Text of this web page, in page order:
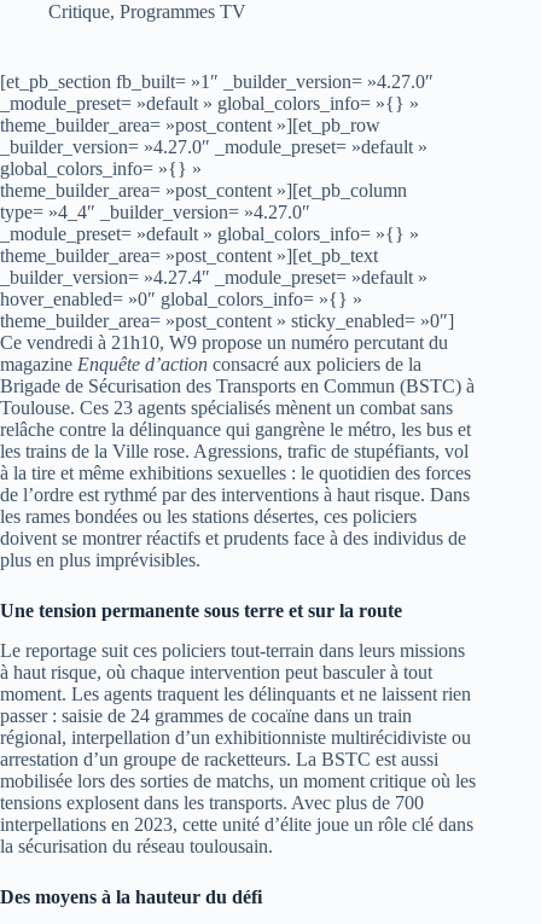
Critique, Programmes TV
[et_pb_section fb_built= »1″ _builder_version= »4.27.0″
_module_preset= »default » global_colors_info= »{} »
theme_builder_area= »post_content »][et_pb_row
_builder_version= »4.27.0″ _module_preset= »default »
global_colors_info= »{} »
theme_builder_area= »post_content »][et_pb_column
type= »4_4″ _builder_version= »4.27.0″
_module_preset= »default » global_colors_info= »{} »
theme_builder_area= »post_content »][et_pb_text
_builder_version= »4.27.4″ _module_preset= »default »
hover_enabled= »0″ global_colors_info= »{} »
theme_builder_area= »post_content » sticky_enabled= »0″]
Ce vendredi à 21h10, W9 propose un numéro percutant du
magazine Enquête d’action consacré aux policiers de la
Brigade de Sécurisation des Transports en Commun (BSTC) à
Toulouse. Ces 23 agents spécialisés mènent un combat sans
relâche contre la délinquance qui gangrène le métro, les bus et
les trains de la Ville rose. Agressions, trafic de stupéfiants, vol
à la tire et même exhibitions sexuelles : le quotidien des forces
de l’ordre est rythmé par des interventions à haut risque. Dans
les rames bondées ou les stations désertes, ces policiers
doivent se montrer réactifs et prudents face à des individus de
plus en plus imprévisibles.
Une tension permanente sous terre et sur la route
Le reportage suit ces policiers tout-terrain dans leurs missions
à haut risque, où chaque intervention peut basculer à tout
moment. Les agents traquent les délinquants et ne laissent rien
passer : saisie de 24 grammes de cocaïne dans un train
régional, interpellation d’un exhibitionniste multirécidiviste ou
arrestation d’un groupe de racketteurs. La BSTC est aussi
mobilisée lors des sorties de matchs, un moment critique où les
tensions explosent dans les transports. Avec plus de 700
interpellations en 2023, cette unité d’élite joue un rôle clé dans
la sécurisation du réseau toulousain.
Des moyens à la hauteur du défi